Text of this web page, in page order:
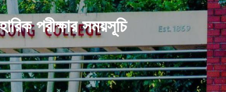
পরীক্ষার সময়সূচি